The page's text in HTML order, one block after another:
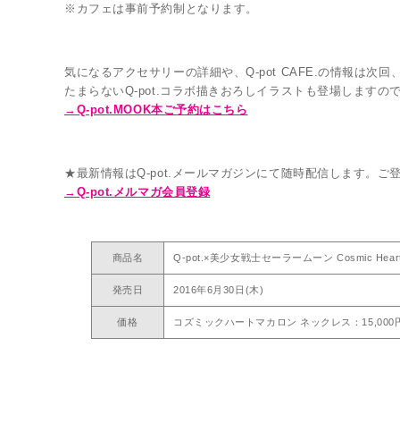
※カフェは事前予約制となります。
気になるアクセサリーの詳細や、Q-pot CAFE.の情報は次回
たまらないQ-pot.コラボ描きおろしイラストも登場しますの
→Q-pot.MOOK本ご予約はこちら
★最新情報はQ-pot.メールマガジンにて随時配信します。ご
→Q-pot.メルマガ会員登録
商品名 Q-pot.×美少女戦士セーラームーン Cosmic
発売日 2016年6月30日(木)
価格 コズミックハートマカロン ネックレス：